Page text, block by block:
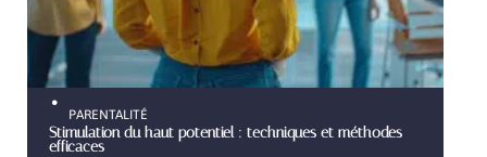
PARENTALITÉ
Stimulation du haut potentiel : techniques et méthodes
efficaces